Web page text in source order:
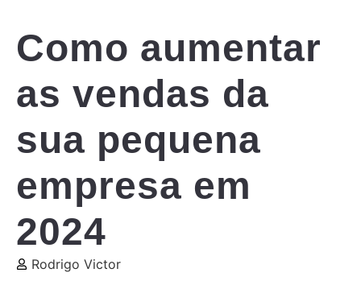
Como aumentar
as vendas da
sua pequena
empresa em
2024
Rodrigo Victor